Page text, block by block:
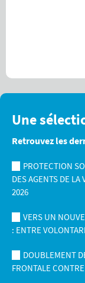
Une
Retrouvez les
PROTECTION
DES AGENTS DE
2026
VERS UN
: ENTRE
DOUBLEMENT
FRONTALE